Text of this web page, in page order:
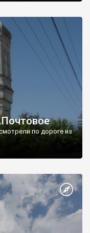
по дороге из